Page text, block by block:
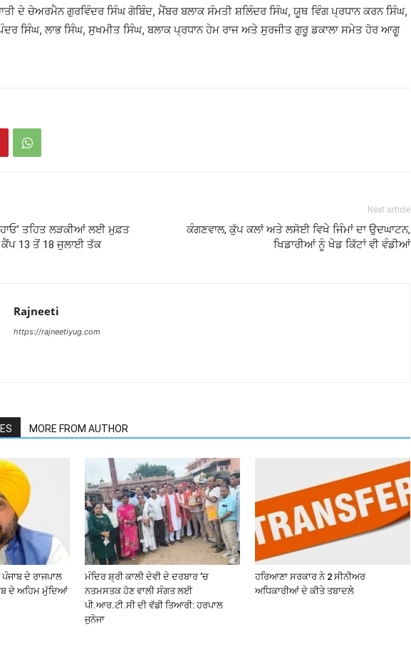
ਦੇ ਚੇਅਰਮੈਨ ਗੁਰਵਿੰਦਰ ਸਿੰਘ ਗੋਬਿੰਦ, ਮੈਂਬਰ ਬਲਾਕ ਸੰਮਤੀ ਸ਼ਲਿੰਦਰ ਸਿੰਘ, ਯੂਥ ਵਿੰਗ ਪ੍ਰਧਾਨ ਕਰਨ ਸਿੰਘ,
ਸਿੰਘ, ਲਾਭ ਸਿੰਘ, ਸੁਖਮੀਤ ਸਿੰਘ, ਬਲਾਕ ਪ੍ਰਧਾਨ ਹੇਮ ਰਾਜ ਅਤੇ ਸੁਰਜੀਤ ਗੁਰੂ ਡਕਾਲਾ ਸਮੇਤ ਹੋਰ ਆਗੂ
ਤਹਿਤ ਲੜਕੀਆਂ ਲਈ ਮੁਫ਼ਤ
13 ਤੋਂ 18 ਜੁਲਾਈ ਤੱਕ
Next article
ਕੰਗਣਵਾਲ, ਕੁੱਪ ਕਲਾਂ ਅਤੇ ਲਸੋਈ ਵਿਖੇ ਜਿੰਮਾਂ ਦਾ ਉਦਘਾਟਨ,
ਖਿਡਾਰੀਆਂ ਨੂੰ ਖੇਡ ਕਿੱਟਾਂ ਵੀ ਵੰਡੀਆਂ
Rajneeti
https://rajneetiyug.com
MORE FROM AUTHOR
ਦੇ ਰਾਜਪਾਲ
ਦੇ ਅਹਿਮ ਮੁੱਦਿਆਂ
ਮੰਦਿਰ ਸ਼੍ਰੀ ਕਾਲੀ ਦੇਵੀ ਦੇ ਦਰਬਾਰ ’ਚ
ਨਤਮਸਤਕ ਹੋਣ ਵਾਲੀ ਸੰਗਤ ਲਈ
ਪੀ.ਆਰ.ਟੀ.ਸੀ ਦੀ ਵੱਡੀ ਤਿਆਰੀ: ਹਰਪਾਲ
ਜੁਨੇਜਾ
ਹਰਿਆਣਾ ਸਰਕਾਰ ਨੇ 2 ਸੀਨੀਅਰ
ਅਧਿਕਾਰੀਆਂ ਦੇ ਕੀਤੇ ਤਬਾਦਲੇ